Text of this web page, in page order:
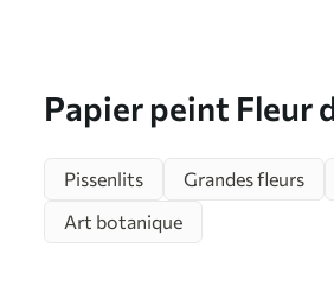
Papier peint Fleur
Pissenlits Grandes fleurs
Art botanique